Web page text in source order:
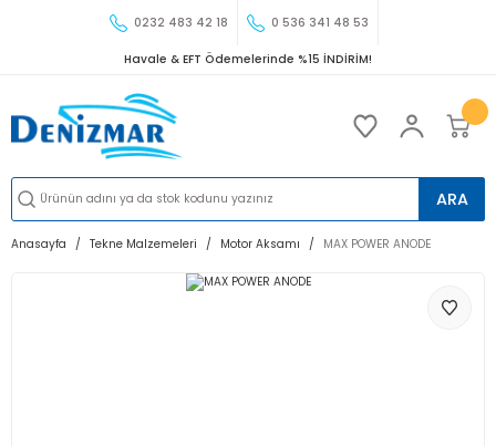
0232 483 42 18 0 536 341 48 53
Havale & EFT Ödemelerinde %15 İNDİRİM!
ARA
Anasayfa Tekne Malzemeleri Motor Aksamı MAX POWER ANODE